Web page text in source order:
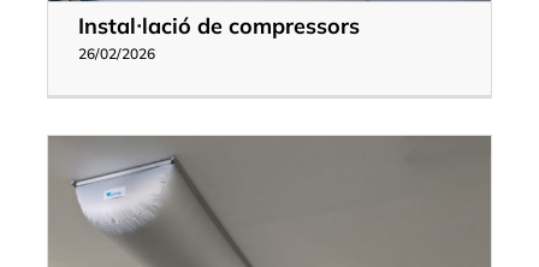
Instal·lació de compressors
26/02/2026